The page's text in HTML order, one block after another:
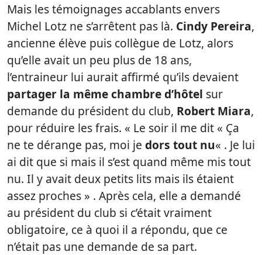
Mais les témoignages accablants envers
Michel Lotz ne s’arrêtent pas là. Cindy Pereira,
ancienne élève puis collègue de Lotz, alors
qu’elle avait un peu plus de 18 ans,
l’entraineur lui aurait affirmé qu’ils devaient
partager la même chambre d’hôtel sur
demande du président du club, Robert Miara,
pour réduire les frais. « Le soir il me dit « Ça
ne te dérange pas, moi je dors tout nu« . Je lui
ai dit que si mais il s’est quand même mis tout
nu. Il y avait deux petits lits mais ils étaient
assez proches » . Après cela, elle a demandé
au président du club si c’était vraiment
obligatoire, ce à quoi il a répondu, que ce
n’était pas une demande de sa part.